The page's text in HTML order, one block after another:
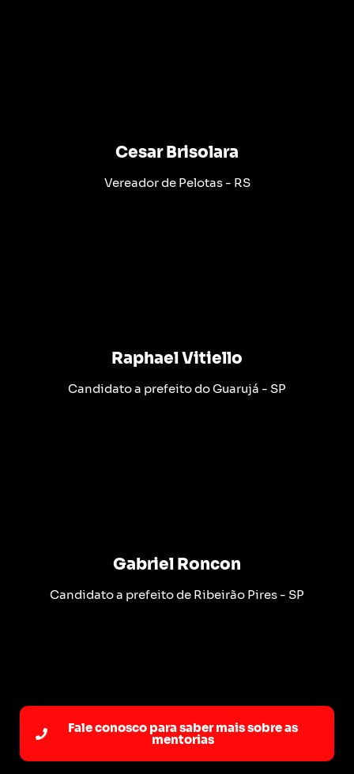
Cesar Brisolara
Vereador de Pelotas - RS
Raphael Vitiello
Candidato a prefeito do Guarujá - SP
Gabriel Roncon
Candidato a prefeito de Ribeirão Pires - SP
Fale conosco para saber mais sobre as
mentorias